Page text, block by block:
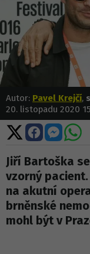
Autor: Pavel Krejčí,
20. listopadu 2020
Sdílet
na
X
Sdílet
na
Sdílet
na
Jiří Bartoška
vzorný
na akutní
brněnské
mohl být v